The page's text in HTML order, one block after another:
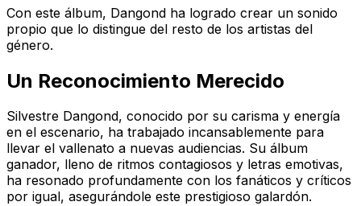
Con este álbum, Dangond ha logrado crear un sonido
propio que lo distingue del resto de los artistas del
género.
Un Reconocimiento Merecido
Silvestre Dangond, conocido por su carisma y energía
en el escenario, ha trabajado incansablemente para
llevar el vallenato a nuevas audiencias. Su álbum
ganador, lleno de ritmos contagiosos y letras emotivas,
ha resonado profundamente con los fanáticos y críticos
por igual, asegurándole este prestigioso galardón.